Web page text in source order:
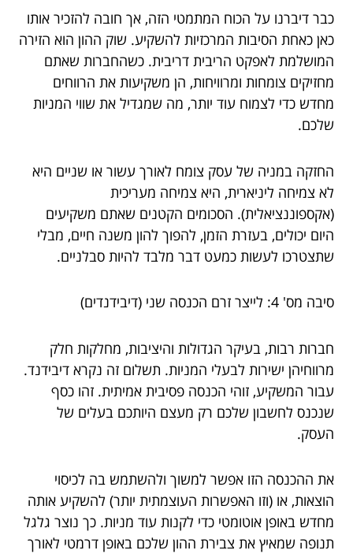
כבר דיברנו על הכוח המתמטי הזה, אך חובה להזכיר אותו
כאן כאחת הסיבות המרכזיות להשקיע. שוק ההון הוא הזירה
המושלמת לאפקט הריבית דריבית. כשהחברות שאתם
מחזיקים צומחות ומרוויחות, הן משקיעות את הרווחים
מחדש כדי לצמוח עוד יותר, מה שמגדיל את שווי המניות
שלכם.
החזקה במניה של עסק צומח לאורך עשור או שניים היא
לא צמיחה ליניארית, היא צמיחה מעריכית
(אקספוננציאלית). הסכומים הקטנים שאתם משקיעים
היום יכולים, בעזרת הזמן, להפוך להון משנה חיים, מבלי
שתצטרכו לעשות כמעט דבר מלבד להיות סבלניים.
סיבה מס' 4: לייצר זרם הכנסה שני (דיבידנדים)
חברות רבות, בעיקר הגדולות והיציבות, מחלקות חלק
מרווחיהן ישירות לבעלי המניות. תשלום זה נקרא דיבידנד.
עבור המשקיע, זוהי הכנסה פסיבית אמיתית. זהו כסף
שנכנס לחשבון שלכם רק מעצם היותכם בעלים של
העסק.
את ההכנסה הזו אפשר למשוך ולהשתמש בה לכיסוי
הוצאות, או (וזו האפשרות העוצמתית יותר) להשקיע אותה
מחדש באופן אוטומטי כדי לקנות עוד מניות. כך נוצר גלגל
תנופה שמאיץ את צבירת ההון שלכם באופן דרמטי לאורך